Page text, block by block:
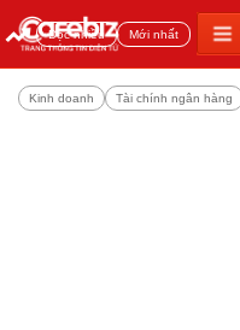
Đọc nhiều Mới nhất
Kinh doanh Tài chính ngân hàng